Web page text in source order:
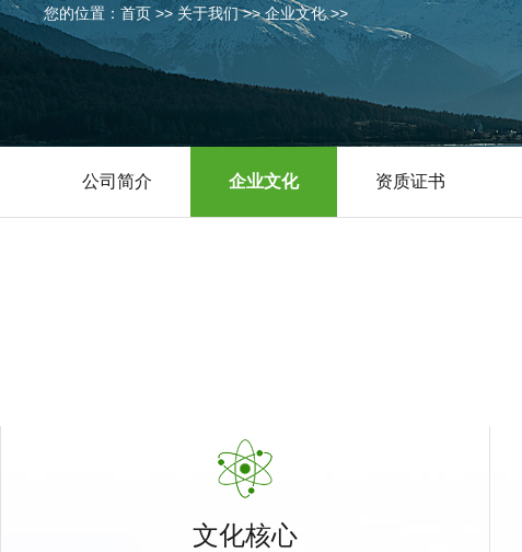
您的位置：首页 >>关于我们>>企业文化>>
公司简介 企业文化 资质证书
文化核心